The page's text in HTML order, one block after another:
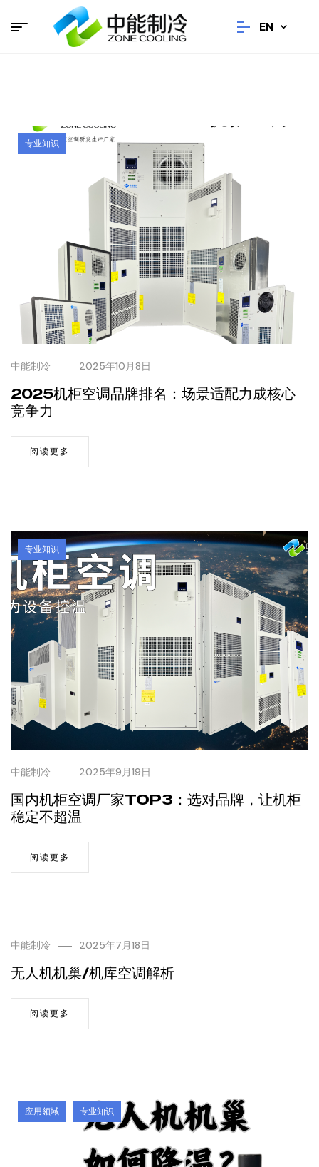
EN
专业知识
中能制冷 2025年10月8日
2025机柜空调品牌排名：场景适配力成核心
竞争力
阅读更多
专业知识
中能制冷 2025年9月19日
国内机柜空调厂家TOP3：选对品牌，让机柜
稳定不超温
阅读更多
中能制冷 2025年7月18日
无人机机巢/机库空调解析
阅读更多
应用领域 专业知识